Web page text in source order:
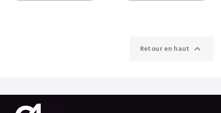
Retour en haut 